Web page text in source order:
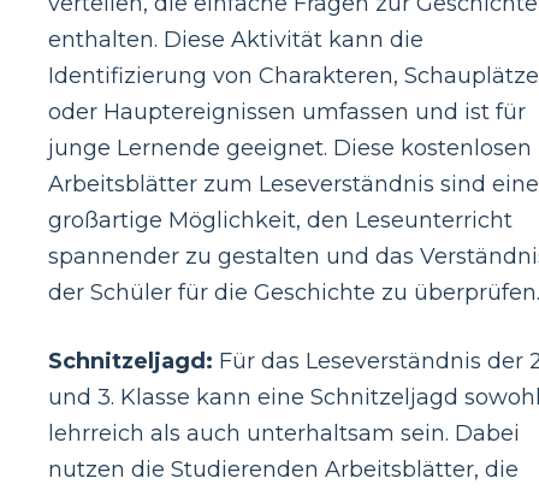
enthalten. Diese Aktivität kann die
Identifizierung von Charakteren,
oder Hauptereignissen umfassen und ist für
junge Lernende geeignet. Diese kostenlosen
Arbeitsblätter zum Leseverständnis sind eine
großartige Möglichkeit, den Leseunterricht
spannender zu gestalten und das
der Schüler für die Geschichte zu überprüfen.
Schnitzeljagd: Für das Leseverständnis der
und 3. Klasse kann eine Schnitzeljagd
lehrreich als auch unterhaltsam sein. Dabei
nutzen die Studierenden Arbeitsblätter, die